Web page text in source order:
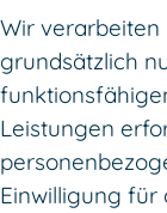
Wir
grundsätzlich
Leistungen
Einwilligung für